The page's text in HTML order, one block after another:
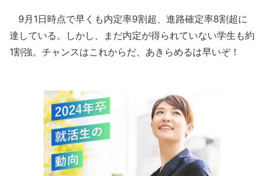
9月1日時点で早くも内定率9割超、進路確定率8割超に
達している。しかし、まだ内定が得られていない学生も約
1割強。チャンスはこれからだ、あきらめるは早いぞ！